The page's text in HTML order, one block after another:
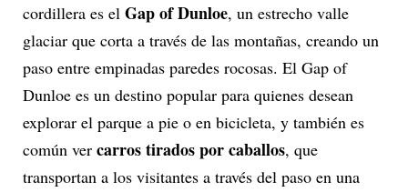
cordillera es el Gap of Dunloe, un estrecho valle
glaciar que corta a través de las montañas, creando un
paso entre empinadas paredes rocosas. El Gap of
Dunloe es un destino popular para quienes desean
explorar el parque a pie o en bicicleta, y también es
común ver carros tirados por caballos, que
transportan a los visitantes a través del paso en una